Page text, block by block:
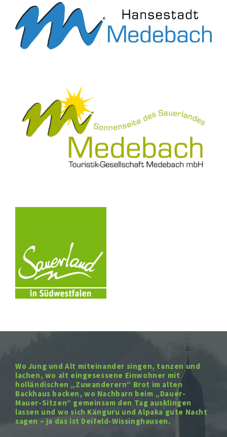
Wo Jung und Alt miteinander singen, tanzen und
lachen, wo alt eingesessene Einwohner mit
holländischen „Zuwanderern“ Brot im alten
Backhaus backen, wo Nachbarn beim „Dauer-
Mauer-Sitzen“ gemeinsam den Tag ausklingen
lassen und wo sich Känguru und Alpaka gute Nacht
sagen – ja das ist Deifeld-Wissinghausen.